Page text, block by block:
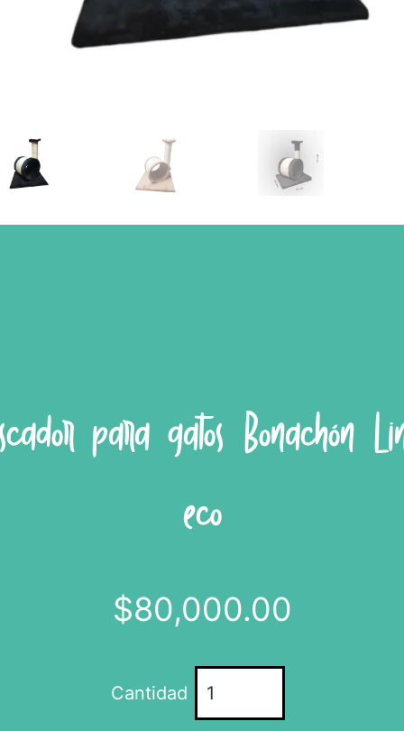
para gatos Bonachón
eco
$80,000.00
para